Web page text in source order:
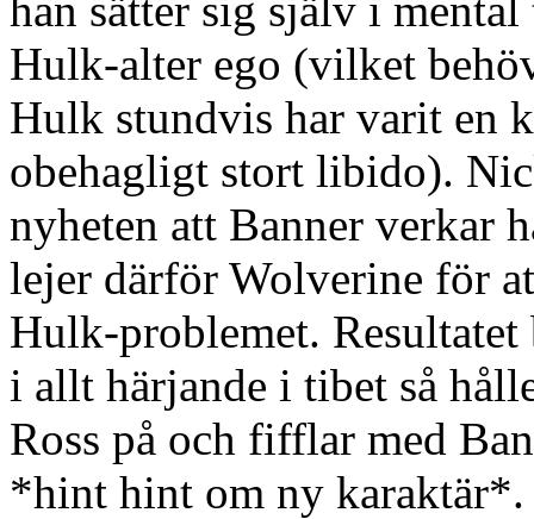
Hulk-alter ego (vilket
Hulk stundvis har varit en
obehagligt stort libido).
nyheten att Banner verkar
lejer därför Wolverine för
Hulk-problemet.
i allt härjande i tibet så
Ross på och fifflar med
*hint hint om ny karaktär*.